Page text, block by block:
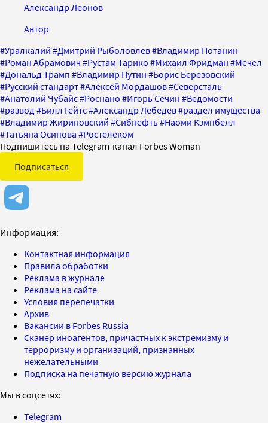
Александр Леонов
Автор
#Уралкалий #Дмитрий Рыболовлев#Владимир Потанин
#Роман Абрамович #Рустам Тарико #Михаил Фридман #Мечел
#Дональд Трамп #Владимир Путин #Борис Березовский
#Русский стандарт#Алексей Мордашов#Северсталь
#Анатолий Чубайс#Роснано #Игорь Сечин #Ведомости
#развод #Билл Гейтс#Александр Лебедев#раздел имущества
#Владимир Жириновский #Сибнефть#Наоми Кэмпбелл
#Татьяна Осипова #Ростелеком
Подпишитесь на Telegram-канал Forbes Woman
Подписаться
Информация:
Контактная информация
Правила обработки
Реклама в журнале
Реклама на сайте
Условия перепечатки
Архив
Вакансии в Forbes Russia
Сканер иноагентов, причастных к экстремизму и
терроризму и организаций, признанных
нежелательными
Подписка на печатную версию журнала
Мы в соцсетях:
Telegram